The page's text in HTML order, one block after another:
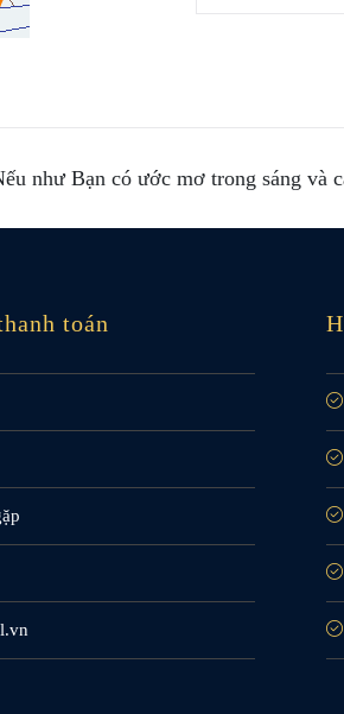
như Bạn có ước mơ trong sáng và
toán